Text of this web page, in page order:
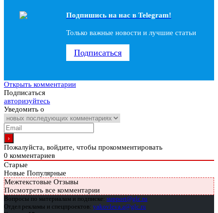
Подпишись на наc в Telegram!
Только важные новости и лучшие статьи
Подписаться
Открыть комментарии
Подписаться
авторизуйтесь
Уведомить о
Пожалуйста, войдите, чтобы прокомментировать
0 комментариев
Старые
Новые Популярные
Межтекстовые Отзывы
Посмотреть все комментарии
Вопросы по материалам и подписке: support@glc.ru
Отдел рекламы и спецпроектов: yakovleva.a@glc.ru